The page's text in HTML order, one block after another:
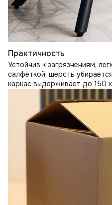
Практичность
Устойчив к загрязнениям,
салфеткой, шерсть
каркас выдерживает до 150